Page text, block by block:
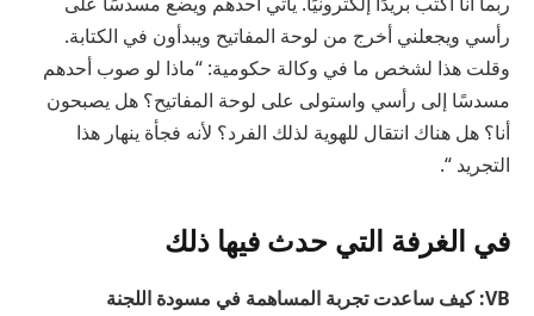
رأسي ويجعلني أخرج من لوحة المفاتيح ويبدأون في الكتابة.
وقلت هذا لشخص ما في وكالة حكومية: “ماذا لو صوب أحدهم
مسدسًا إلى رأسي واستولى على لوحة المفاتيح؟ هل يصبحون
أنا؟ هل هناك انتقال للهوية لذلك الفرد؟ لأنه فجأة ينهار هذا
التجريد “.
في الغرفة التي حدث فيها ذلك
VB: كيف ساعدت تجربة المساهمة في مسودة اللجنة